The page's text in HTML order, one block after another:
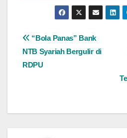
Navigasi
pos
“Bola Panas” Bank
NTB Syariah Bergulir di
RDPU